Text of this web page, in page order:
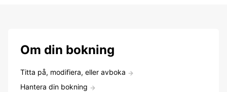
Om din bokning
Titta på, modifiera, eller avboka
Hantera din bokning